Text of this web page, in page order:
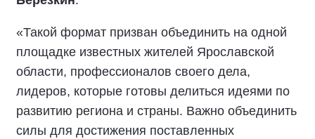
«Такой формат призван объединить на одной
площадке известных жителей Ярославской
области, профессионалов своего дела,
лидеров, которые готовы делиться идеями по
развитию региона и страны. Важно объединить
силы для достижения поставленных